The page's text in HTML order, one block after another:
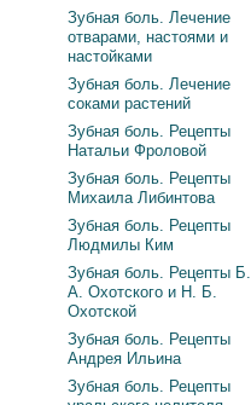
Зубная боль. Лечение
отварами, настоями и
настойками
Зубная боль. Лечение
соками растений
Зубная боль. Рецепты
Натальи Фроловой
Зубная боль. Рецепты
Михаила Либинтова
Зубная боль. Рецепты
Людмилы Ким
Зубная боль. Рецепты Б.
А. Охотского и Н. Б.
Охотской
Зубная боль. Рецепты
Андрея Ильина
Зубная боль. Рецепты